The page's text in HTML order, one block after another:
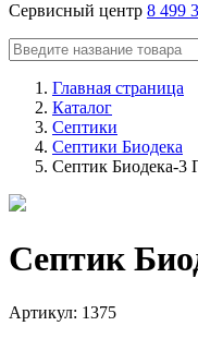
Сервисный центр 8 499
Главная страница
Каталог
Септики
Септики Биодека
Септик Биодека-3
Септик
Артикул: 1375